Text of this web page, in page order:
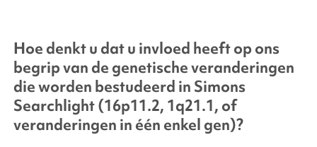
Hoe denkt u dat u invloed heeft op ons
begrip van de genetische veranderingen
die worden bestudeerd in Simons
Searchlight(16p11.2, 1q21.1, of
veranderingen in één enkel gen)?